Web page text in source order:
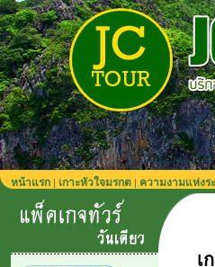
หน้าแรก | เกาะหัวใจมรกต | ความงามแห่งร
เ